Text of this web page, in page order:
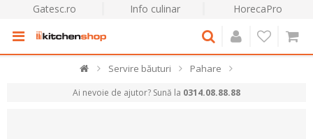
Gatesc.ro Info culinar HorecaPro
Servire băuturi Pahare
Ai nevoie de ajutor? Sună la 0314.08.88.88